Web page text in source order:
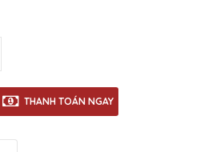
THANH TOÁN NGAY